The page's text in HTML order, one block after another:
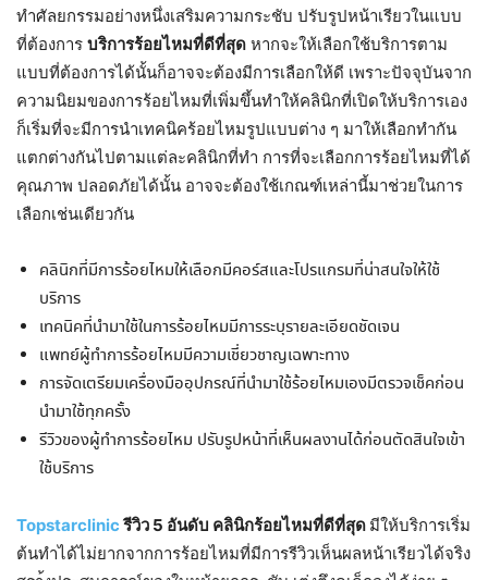
ทำศัลยกรรมอย่างหนึ่งเสริมความกระชับ ปรับรูปหน้าเรียวในแบบ
ที่ต้องการ บริการร้อยไหมที่ดีที่สุด หากจะให้เลือกใช้บริการตาม
แบบที่ต้องการได้นั้นก็อาจจะต้องมีการเลือกให้ดี เพราะปัจจุบันจาก
ความนิยมของการร้อยไหมที่เพิ่มขึ้นทำให้คลินิกที่เปิดให้บริการเอง
ก็เริ่มที่จะมีการนำเทคนิคร้อยไหมรูปแบบต่าง ๆ มาให้เลือกทำกัน
แตกต่างกันไปตามแต่ละคลินิกที่ทำ การที่จะเลือกการร้อยไหมที่ได้
คุณภาพ ปลอดภัยได้นั้น อาจจะต้องใช้เกณฑ์เหล่านี้มาช่วยในการ
เลือกเช่นเดียวกัน
คลินิกที่มีการร้อยไหมให้เลือกมีคอร์สและโปรแกรมที่น่าสนใจให้ใช้
บริการ
เทคนิคที่นำมาใช้ในการร้อยไหมมีการระบุรายละเอียดชัดเจน
แพทย์ผู้ทำการร้อยไหมมีความเชี่ยวชาญเฉพาะทาง
การจัดเตรียมเครื่องมืออุปกรณ์ที่นำมาใช้ร้อยไหมเองมีตรวจเช็คก่อน
นำมาใช้ทุกครั้ง
รีวิวของผู้ทำการร้อยไหม ปรับรูปหน้าที่เห็นผลงานได้ก่อนตัดสินใจเข้า
ใช้บริการ
Topstarclinic รีวิว 5 อันดับ คลินิกร้อยไหมที่ดีที่สุด มีให้บริการเริ่ม
ต้นทำได้ไม่ยากจากการร้อยไหมที่มีการรีวิวเห็นผลหน้าเรียวได้จริง